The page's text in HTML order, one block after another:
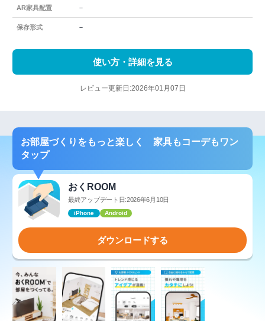
AR家具配置 －
保存形式 －
使い方・詳細を見る
レビュー更新日:2026年01月07日
お部屋づくりをもっと楽しく 家具もコーデもワン
タップ
おくROOM
最終アップデート日:2026年6月10日
iPhone Android
ダウンロードする